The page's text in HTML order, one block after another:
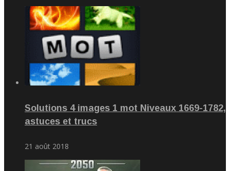
Solutions 4 images 1 mot Niveaux 1669-1782,
astuces et trucs
21 août 2018